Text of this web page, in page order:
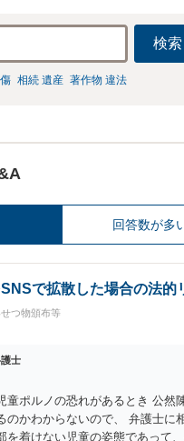
検索
相続 遺産 著作物 違法
回答数が多
で拡散した場合の法的
つ物頒布等
士
童ポルノの恐れがあるとき 公
のかわからないので、 弁護士
着けない児童の姿態であって